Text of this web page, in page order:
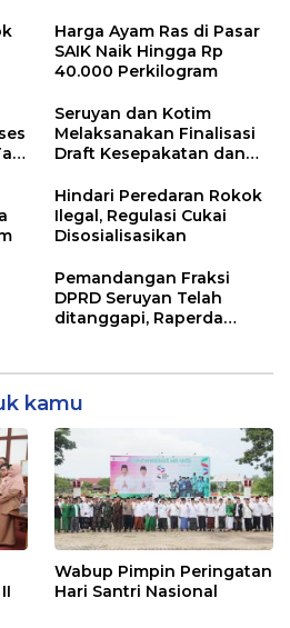
Harga Ayam Ras di Pasar
SAIK Naik Hingga Rp
40.000 Perkilogram
Seruyan dan Kotim
Melaksanakan Finalisasi
Draft Kesepakatan dan
Hindari Peredaran Rokok
Ilegal, Regulasi Cukai
Disosialisasikan
Pemandangan Fraksi
DPRD Seruyan Telah
ditanggapi, Raperda
kamu
Wabup Pimpin Peringatan
Hari Santri Nasional